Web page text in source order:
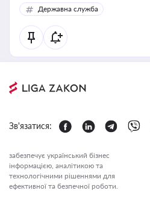
Державна служба
Зв'язатися:
забезпечує український бізнес
інформацією, аналітикою та
технологічними рішеннями для
ефективної та безпечної роботи.